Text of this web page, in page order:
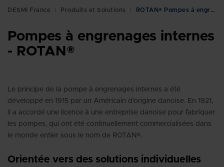
DESMI France Produits et Solutions ROTAN® Pompes à engrenages
Pompes à engrenages internes
- ROTAN®
Le principe de la pompe à engrenages internes a été
développé en 1915 par un Américain d'origine danoise. En 1921,
il a accordé une licence à une entreprise danoise pour fabriquer
les pompes, qui ont été continuellement commercialisées dans
le monde entier sous le nom de ROTAN®.
Orientée vers des solutions individuelles